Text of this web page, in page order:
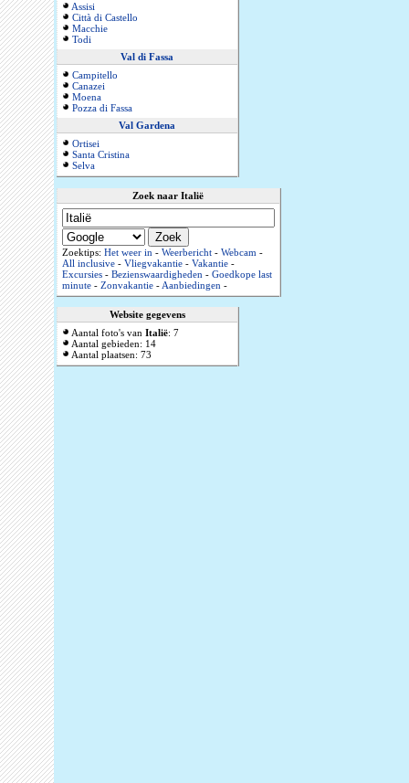
Assisi
Città di Castello
Macchie
Todi
Val di Fassa
Campitello
Canazei
Moena
Pozza di Fassa
Val Gardena
Ortisei
Santa Cristina
Selva
Zoek naar Italië
Zoektips: Het weer in- Weerbericht- Webcam-
All inclusive- Vliegvakantie- Vakantie-
Excursies- Bezienswaardigheden- Goedkope last
minute- Zonvakantie-Aanbiedingen-
Website gegevens
Aantal foto's van Italië: 7
Aantal gebieden: 14
Aantal plaatsen: 73